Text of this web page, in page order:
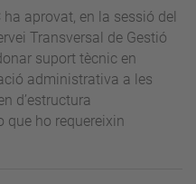
aprovat, en la sessió del
Transversal de Gestió
suport tècnic en
administrativa a les
d’estructura
ho requereixin